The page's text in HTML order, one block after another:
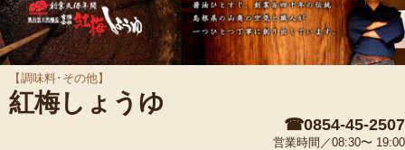
【調味料･その他】
紅梅しょうゆ
☎0854-45-2507
営業時間／08:30〜 19:00